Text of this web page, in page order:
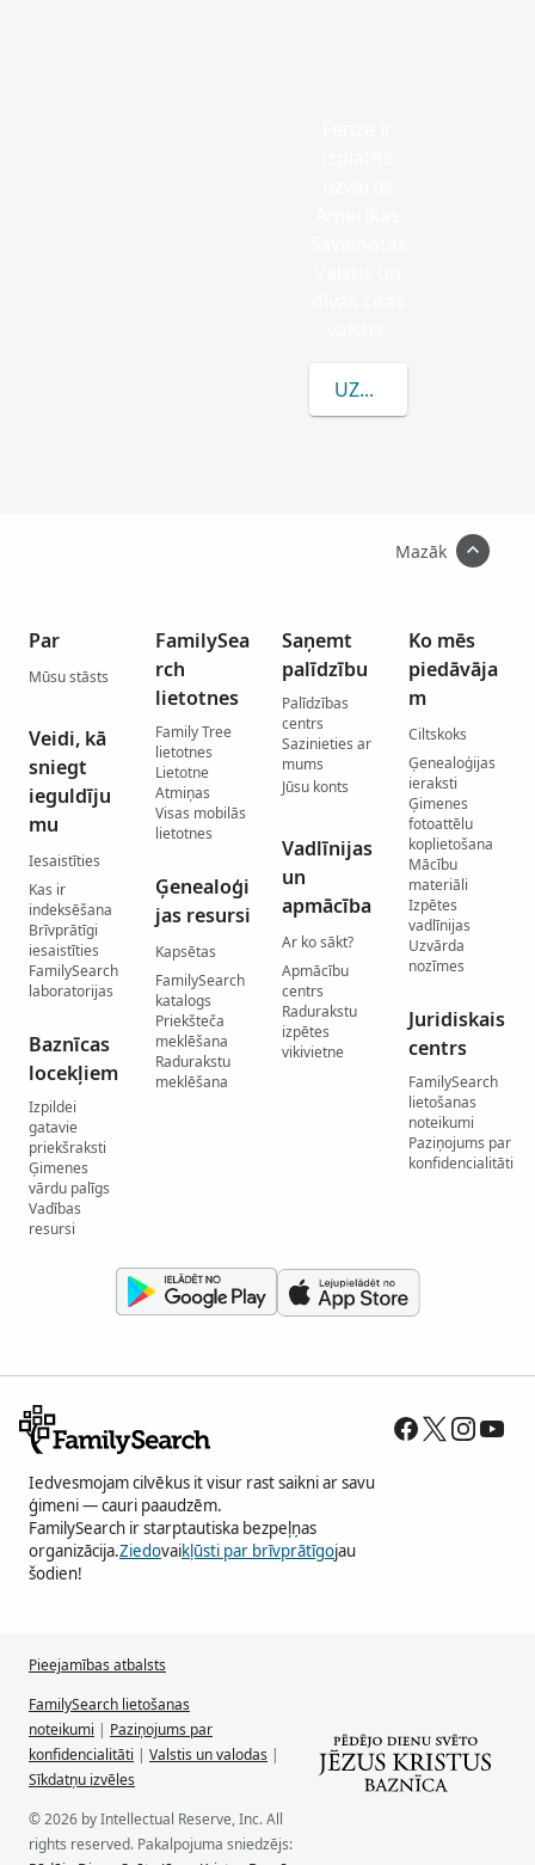
UZZINĀT VAIRĀK PAR
Mazāk
Par
Mūsu stāsts
Veidi, kā
sniegt
ieguldīju
mu
Iesaistīties
Kas ir
indeksēšana
Brīvprātīgi
iesaistīties
FamilySearch
laboratorijas
Baznīcas
locekļiem
Izpildei
gatavie
priekšraksti
Ģimenes
vārdu palīgs
Vadības
resursi
FamilySea
rch
lietotnes
Family Tree
lietotnes
Lietotne
Atmiņas
Visas mobilās
lietotnes
Ģenealoģi
jas resursi
Kapsētas
FamilySearch
katalogs
Priekšteča
meklēšana
Radurakstu
meklēšana
Saņemt
palīdzību
Palīdzības
centrs
Sazinieties ar
mums
Jūsu konts
Vadlīnijas
un
apmācība
Ar ko sākt?
Apmācību
centrs
Radurakstu
izpētes
vikivietne
Ko mēs
piedāvāja
m
Ciltskoks
Ģenealoģijas
ieraksti
Ģimenes
fotoattēlu
koplietošana
Mācību
materiāli
Izpētes
vadlīnijas
Uzvārda
nozīmes
Juridiskais
centrs
FamilySearch
lietošanas
noteikumi
Paziņojums par
konfidencialitāti
Iedvesmojam cilvēkus it visur rast saikni ar savu
ģimeni — cauri paaudzēm.
FamilySearch ir starptautiska bezpeļņas
organizācija.Ziedovaikļūsti par brīvprātīgojau
šodien!
Pieejamības atbalsts
FamilySearch lietošanas
noteikumi | Paziņojums par
konfidencialitāti | Valstis un valodas |
Sīkdatņu izvēles
© 2026 by Intellectual Reserve, Inc. All
rights reserved. Pakalpojuma sniedzējs: